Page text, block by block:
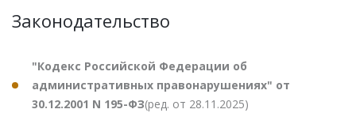
Законодательство
"Кодекс Российской Федерации об
административных правонарушениях" от
30.12.2001 N 195-ФЗ(ред. от 28.11.2025)